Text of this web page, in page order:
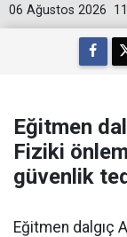
06 Ağustos 2026
Eğitmen
Fiziki
güvenlik
Eğitmen dalgıç